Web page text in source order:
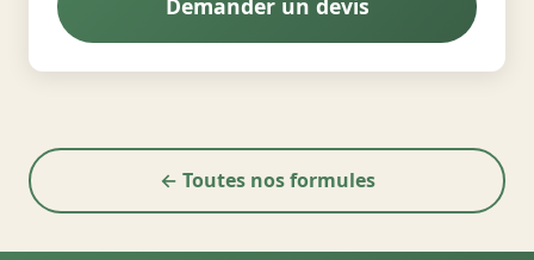
Demander un devis
← Toutes nos formules